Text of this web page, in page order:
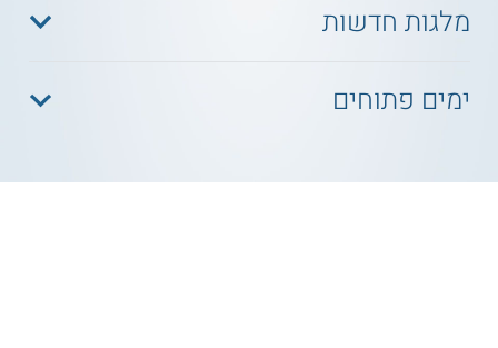
מלגות חדשות
ימים פתוחים